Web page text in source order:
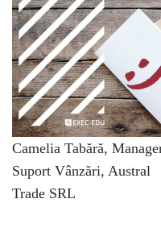
Camelia Tabără,
Suport Vânzări, Austral
Trade SRL